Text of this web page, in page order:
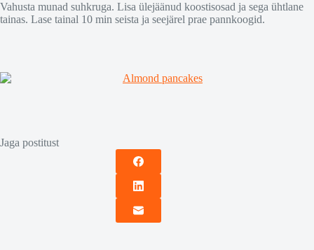
Vahusta munad suhkruga. Lisa ülejäänud koostisosad ja sega ühtlane
tainas. Lase tainal 10 min seista ja seejärel prae pannkoogid.
Jaga postitust